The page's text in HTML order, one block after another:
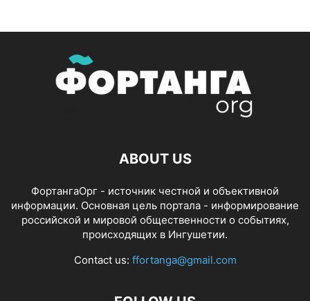
ABOUT US
ФортангаОрг - источник честной и объективной
информации. Основная цель портала - информирование
российской и мировой общественности о событиях,
происходящих в Ингушетии.
Contact us: ffortanga@gmail.com